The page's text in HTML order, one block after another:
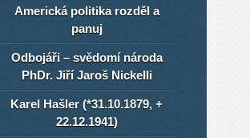
Americká politika rozděl a
panuj
Odbojáři – svědomí národa
PhDr. Jiří Jaroš Nickelli
Karel Hašler (*31.10.1879, +
22.12.1941)